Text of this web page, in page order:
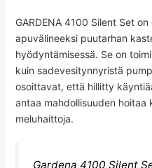
GARDENA 4100 Silent Set
apuvälineeksi puutarhan
hyödyntämisessä. Se on
kuin sadevesitynnyristä
osoittavat, että hillitty
antaa mahdollisuuden hoitaa
meluhaittoja.
Gardena 4100 Silent